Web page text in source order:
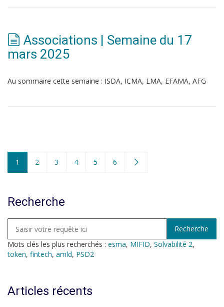
Associations | Semaine du 17
mars 2025
Au sommaire cette semaine : ISDA, ICMA, LMA, EFAMA, AFG
1 2 3 4 5 6
Recherche
Mots clés les plus recherchés : esma, MIFID, Solvabilité 2,
token, fintech, amld, PSD2
Articles récents